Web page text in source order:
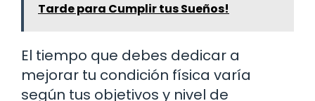
Tarde para Cumplir tus Sueños!
El tiempo que debes dedicar a
mejorar tu condición física varía
según tus objetivos y nivel de